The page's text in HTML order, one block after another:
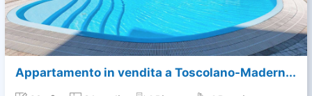
Appartamento in vendita a Toscolano-Madern...